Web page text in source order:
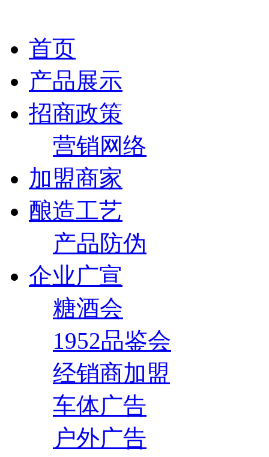
首页
产品展示
招商政策
营销网络
加盟商家
酿造工艺
产品防伪
企业广宣
糖酒会
1952品鉴会
经销商加盟
车体广告
户外广告